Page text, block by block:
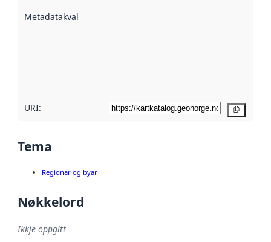
Metadatakvalitet
URI:
Tema
Regionar og byar
Nøkkelord
Ikkje oppgitt